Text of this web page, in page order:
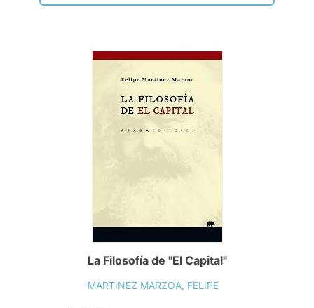
La Filosofía de "El Capital"
MARTINEZ MARZOA, FELIPE